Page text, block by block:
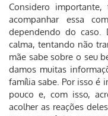
Considero
acompanhar essa
dependendo do caso.
calma, tentando não
mãe sabe sobre o seu
damos muitas
família sabe. Por isso é
pouco e, com isso,
acolher as reações